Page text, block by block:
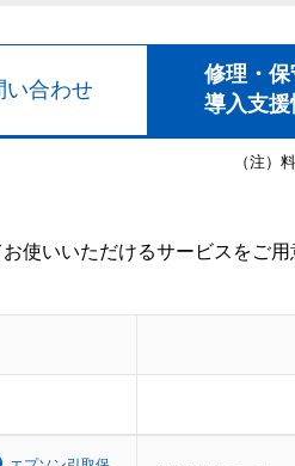
い合わせ
修理・保
導入支援
（注）
使いいただけるサービスをご用